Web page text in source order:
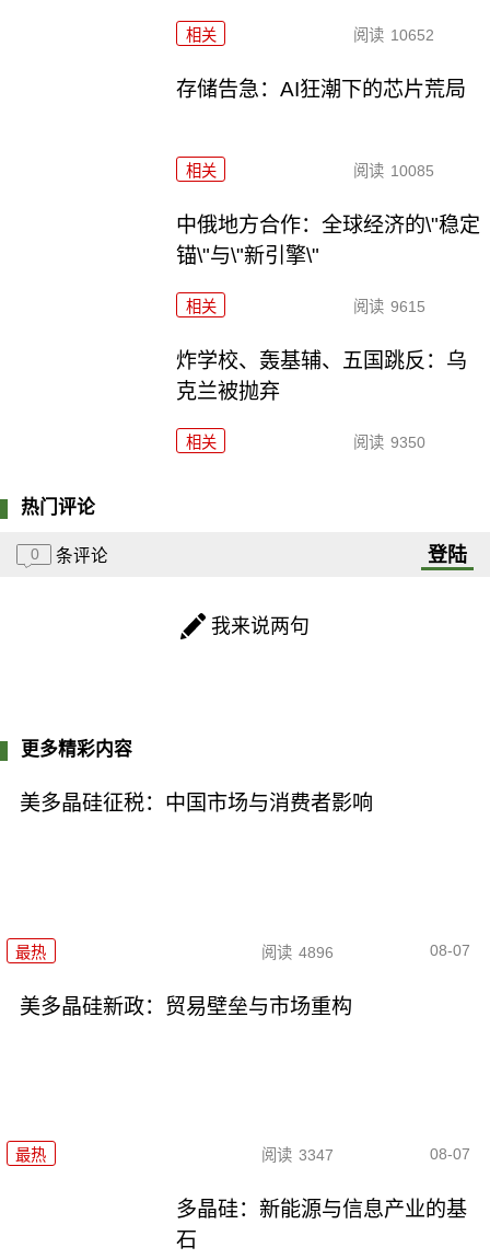
相关 阅读 10652
存储告急：AI狂潮下的芯片荒局
相关 阅读 10085
中俄地方合作：全球经济的\"稳定
锚\"与\"新引擎\"
相关 阅读 9615
炸学校、轰基辅、五国跳反：乌
克兰被抛弃
相关 阅读 9350
热门评论
0 条评论 登陆
我来说两句
更多精彩内容
美多晶硅征税：中国市场与消费者影响
最热 阅读 4896 08-07
美多晶硅新政：贸易壁垒与市场重构
最热 阅读 3347 08-07
多晶硅：新能源与信息产业的基
石